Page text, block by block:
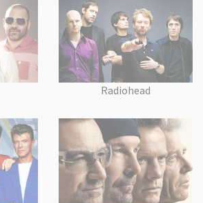
Radiohead